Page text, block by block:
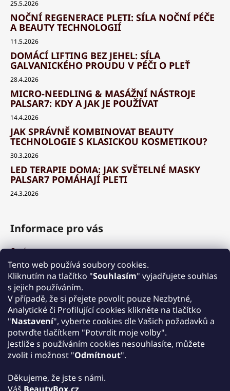
Tento web používá soubory cookies.
Kliknutím na tlačítko "Souhlasím" vyjadřujete souhlas
s jejich používáním.
V případě, že si přejete povolit pouze Nezbytné,
Analytické či Profilující cookies klikněte na tlačítko
"Nastavení", vyberte cookies dle Vašich požadavků a
potvrďte tlačítkem "Potvrdit moje volby".
Jestliže s používáním cookies nesouhlasíte, můžete
zvolit i možnost "Odmítnout".
Děkujeme, že jste s námi.
25.5.2026
NOČNÍ REGENERACE PLETI: SÍLA NOČNÍ PÉČE
A BEAUTY TECHNOLOGIÍ
11.5.2026
DOMÁCÍ LIFTING BEZ JEHEL: SÍLA
GALVANICKÉHO PROUDU V PÉČI O PLEŤ
28.4.2026
MICRO-NEEDLING & MASÁŽNÍ NÁSTROJE
PALSAR7: KDY A JAK JE POUŽÍVAT
14.4.2026
JAK SPRÁVNĚ KOMBINOVAT BEAUTY
TECHNOLOGIE S KLASICKOU KOSMETIKOU?
30.3.2026
LED TERAPIE DOMA: JAK SVĚTELNÉ MASKY
PALSAR7 POMÁHAJÍ PLETI
24.3.2026
Informace pro vás
O nás
Výhody a garance
Množstevní slevy
Způsob nákupu a dopravy
Reklamace
Obchodní podmínky
Podmínky ochrany osobních údajů
Kontakt
Zpětný odběr elektrozařízení